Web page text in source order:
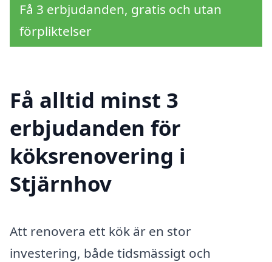
Få 3 erbjudanden, gratis och utan
förpliktelser
Få alltid minst 3
erbjudanden för
köksrenovering i
Stjärnhov
Att renovera ett kök är en stor
investering, både tidsmässigt och